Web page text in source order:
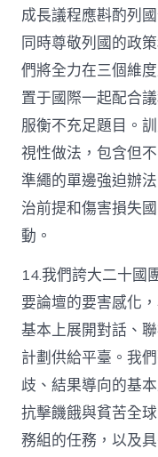
成長議程應斟酌列
同時尊敬列國的政
們將全力在三個維
置于國際一起配合
服衡不充足題目。
視性做法，包含但
準繩的單邊強迫辦
治前提和傷害損失
動。
14.我們誇大二十國
要論壇的要害感化
基本上展開對話、
計劃供給平臺。我
歧、結果導向的基
抗擊饑餓與貧苦全
務組的任務，以及